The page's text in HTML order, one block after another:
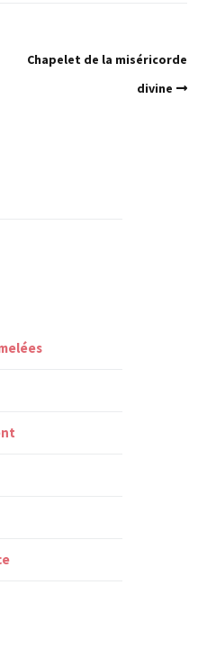
Chapelet de la miséricorde
divine